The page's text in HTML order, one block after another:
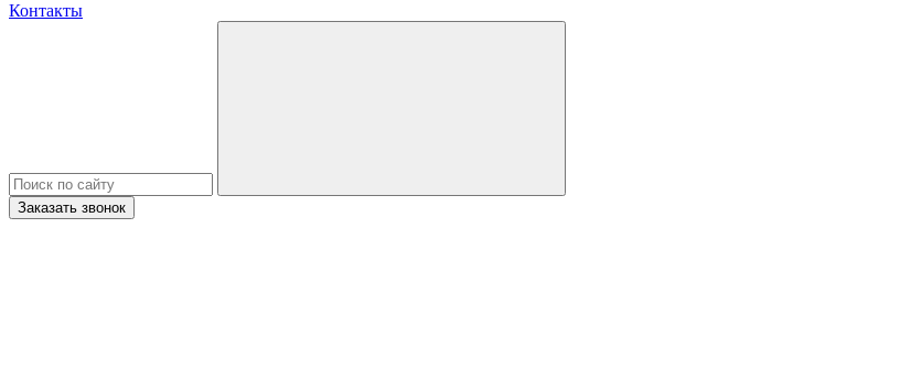
Контакты
Заказать звонок